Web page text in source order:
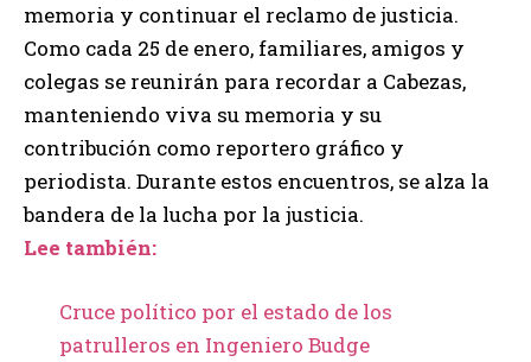
memoria y continuar el reclamo de justicia.
Como cada 25 de enero, familiares, amigos y
colegas se reunirán para recordar a Cabezas,
manteniendo viva su memoria y su
contribución como reportero gráfico y
periodista. Durante estos encuentros, se alza la
bandera de la lucha por la justicia.
Lee también:
Cruce político por el estado de los
patrulleros en Ingeniero Budge